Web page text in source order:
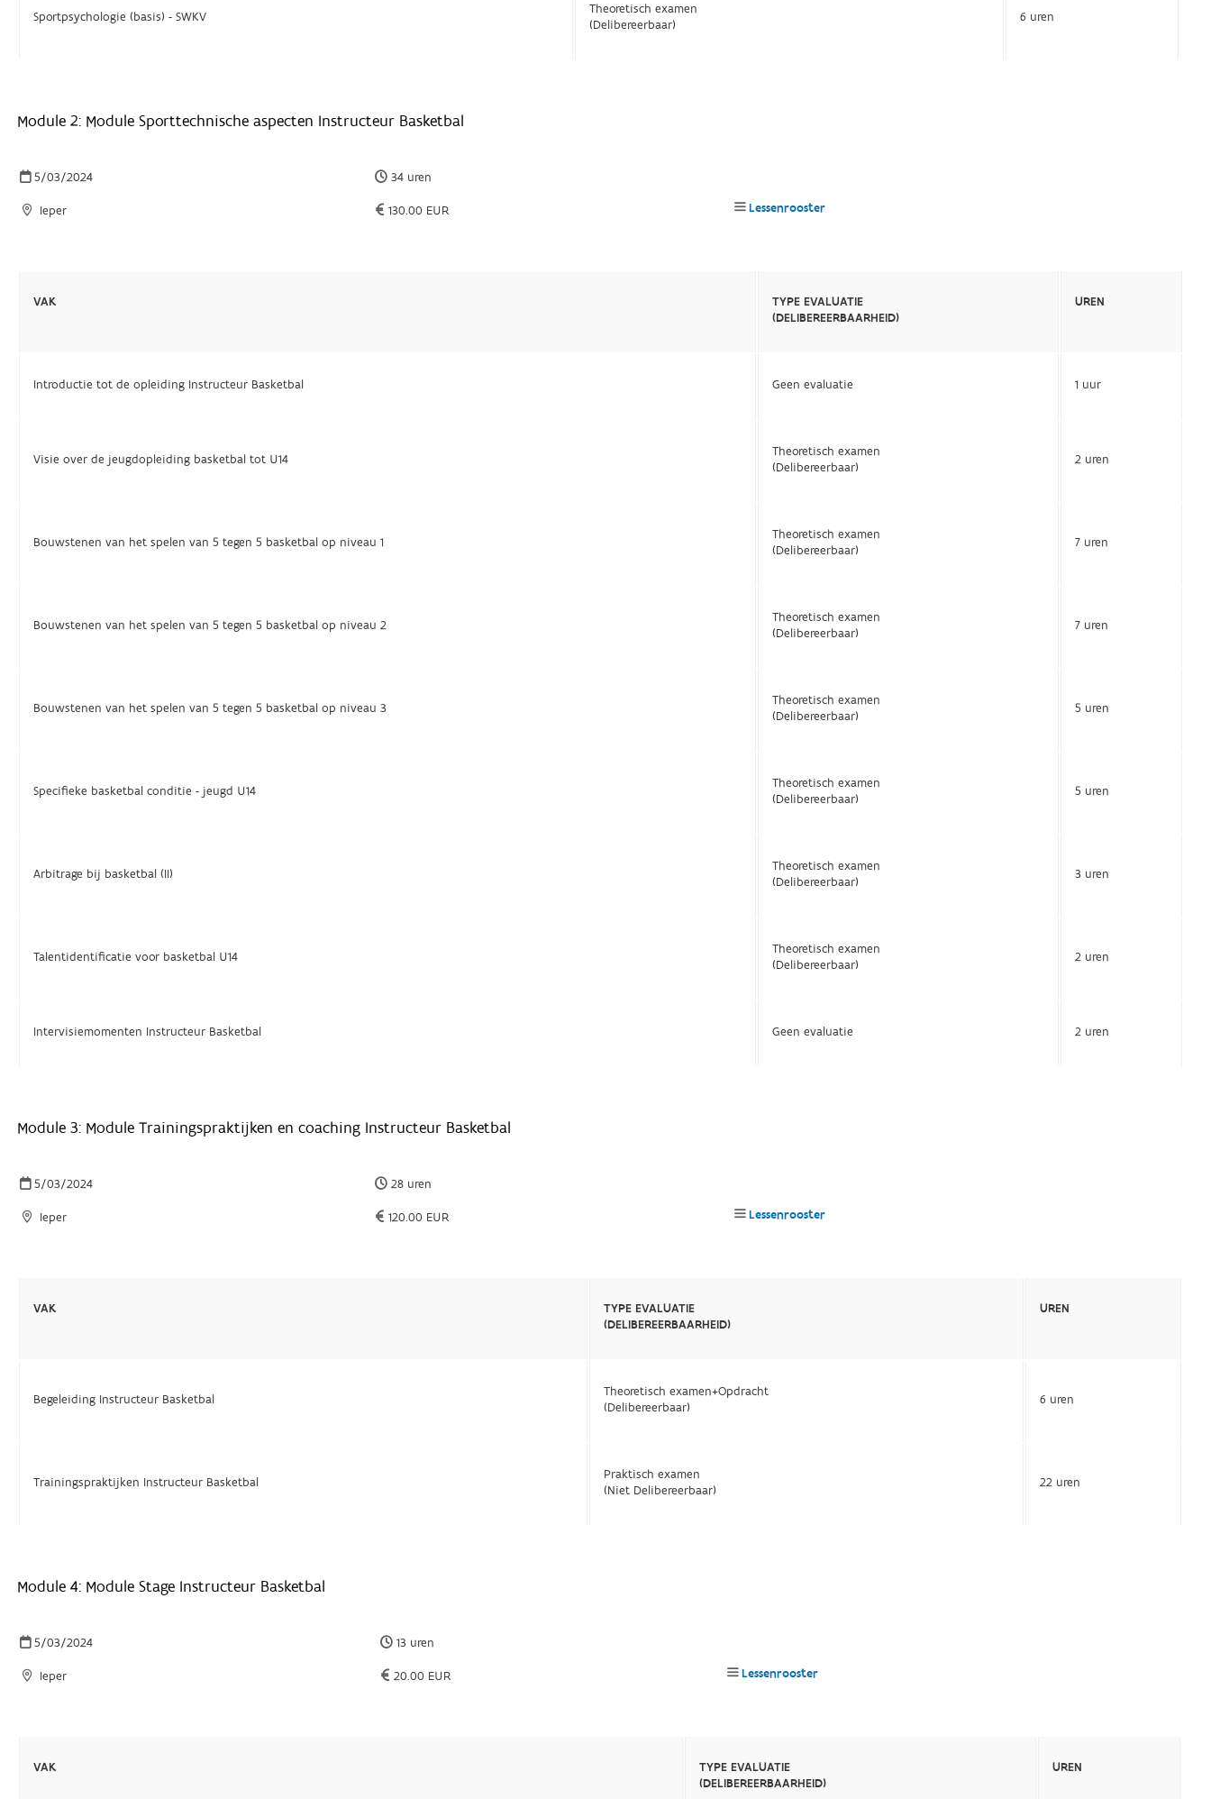
Sportpsychologie (basis) - SWKV
Theoretisch examen
(Delibereerbaar)
6 uren
Module 2: Module Sporttechnische aspecten Instructeur Basketbal
5/03/2024 34 uren
Ieper 130.00 EUR Lessenrooster
VAK
TYPE EVALUATIE
(DELIBEREERBAARHEID)
UREN
Introductie tot de opleiding Instructeur Basketbal Geen evaluatie 1 uur
Visie over de jeugdopleiding basketbal tot U14
Theoretisch examen
(Delibereerbaar)
2 uren
Bouwstenen van het spelen van 5 tegen 5 basketbal op niveau 1
Theoretisch examen
(Delibereerbaar)
7 uren
Bouwstenen van het spelen van 5 tegen 5 basketbal op niveau 2
Theoretisch examen
(Delibereerbaar)
7 uren
Bouwstenen van het spelen van 5 tegen 5 basketbal op niveau 3
Theoretisch examen
(Delibereerbaar)
5 uren
Specifieke basketbal conditie - jeugd U14
Theoretisch examen
(Delibereerbaar)
5 uren
Arbitrage bij basketbal (II)
Theoretisch examen
(Delibereerbaar)
3 uren
Talentidentificatie voor basketbal U14
Theoretisch examen
(Delibereerbaar)
2 uren
Intervisiemomenten Instructeur Basketbal Geen evaluatie 2 uren
Module 3: Module Trainingspraktijken en coaching Instructeur Basketbal
5/03/2024 28 uren
Ieper 120.00 EUR Lessenrooster
VAK
TYPE EVALUATIE
(DELIBEREERBAARHEID)
UREN
Begeleiding Instructeur Basketbal
Theoretisch examen+Opdracht
(Delibereerbaar)
6 uren
Trainingspraktijken Instructeur Basketbal
Praktisch examen
(Niet Delibereerbaar)
22 uren
Module 4: Module Stage Instructeur Basketbal
5/03/2024 13 uren
Ieper 20.00 EUR Lessenrooster
VAK
TYPE EVALUATIE
(DELIBEREERBAARHEID)
UREN